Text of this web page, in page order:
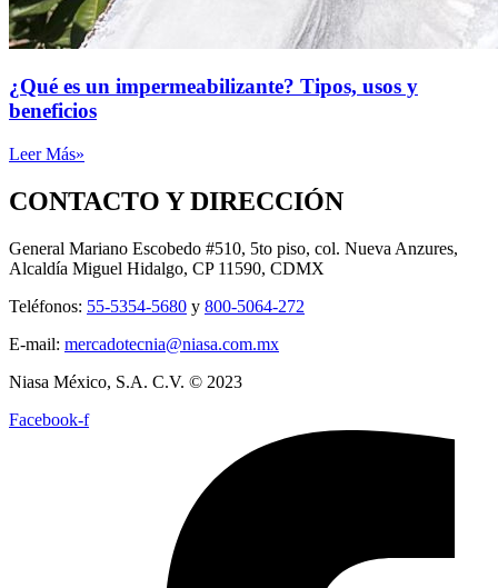
¿Qué es un impermeabilizante? Tipos, usos y
beneficios
Leer Más»
CONTACTO Y DIRECCIÓN
General Mariano Escobedo #510, 5to piso, col. Nueva Anzures,
Alcaldía Miguel Hidalgo, CP 11590, CDMX
Teléfonos: 55-5354-5680 y 800-5064-272
E-mail: mercadotecnia@niasa.com.mx
Niasa México, S.A. C.V. © 2023
Facebook-f